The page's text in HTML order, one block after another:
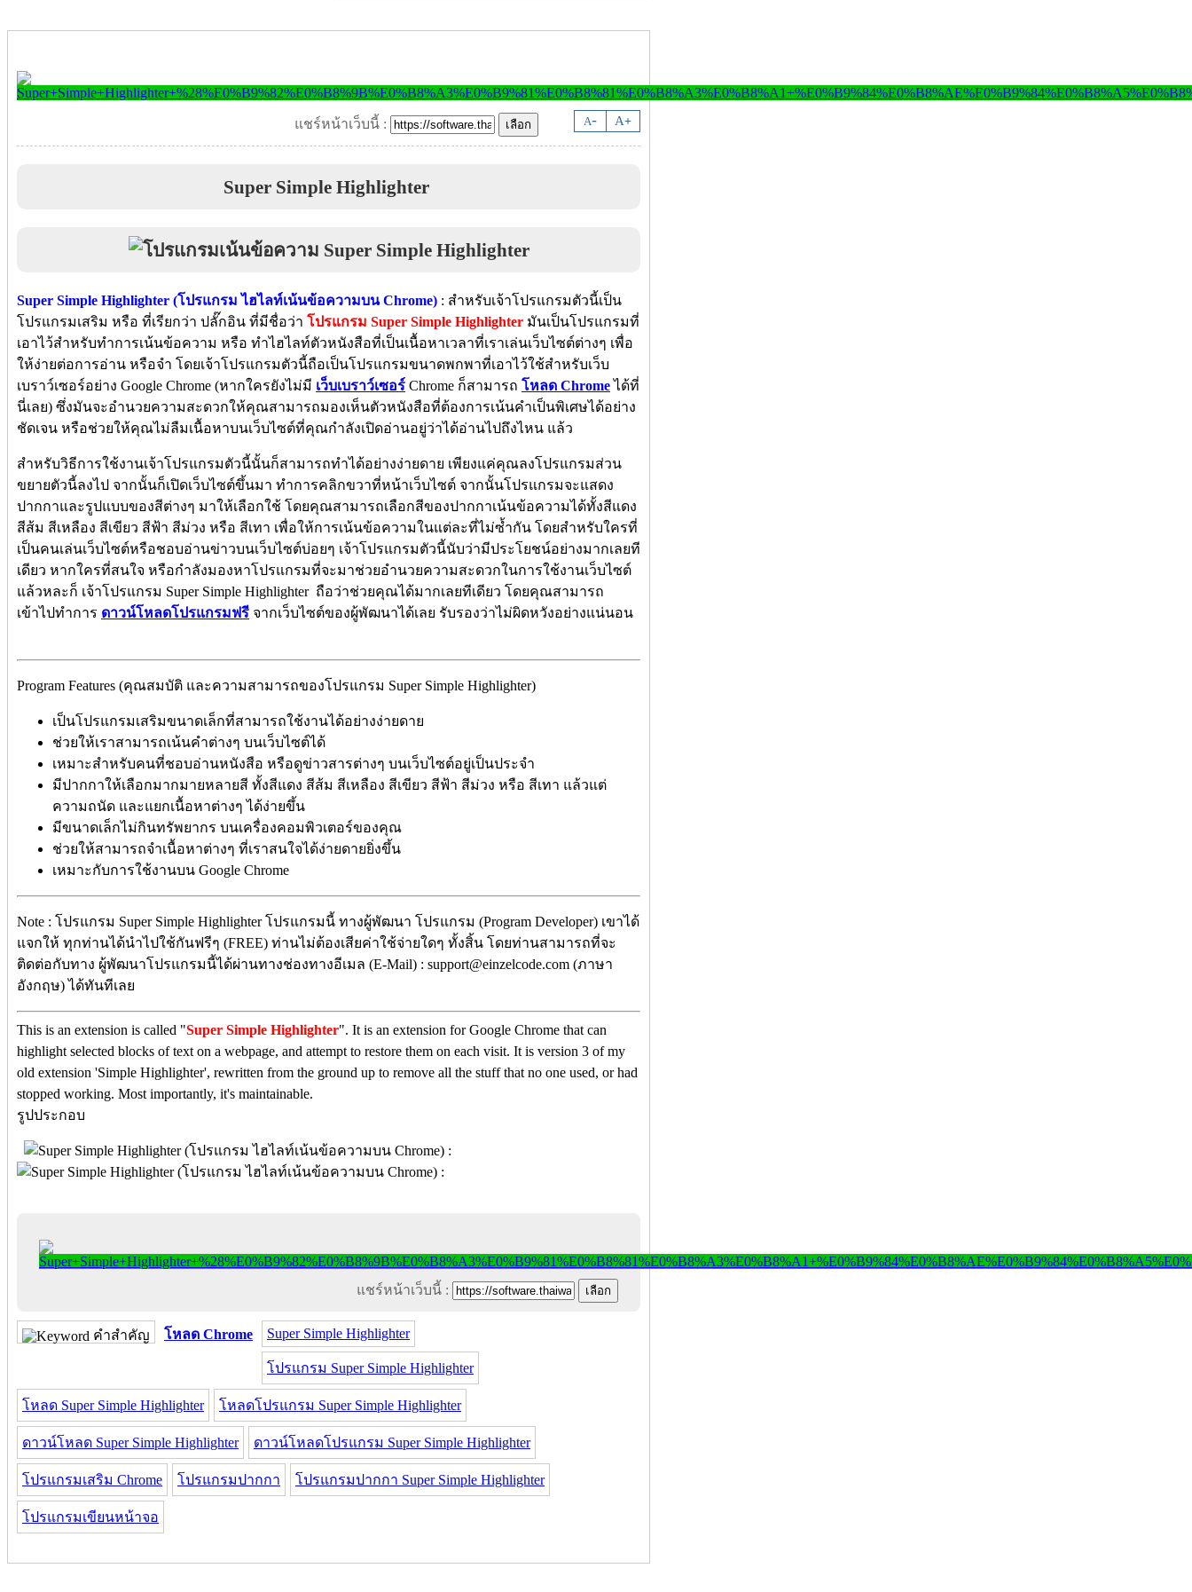
A- A+
แชร์หน้าเว็บนี้ :
Super Simple Highlighter
Super Simple Highlighter (โปรแกรม ไฮไลท์เน้นข้อความบน Chrome) : สำหรับเจ้าโปรแกรมตัวนี้เป็น
โปรแกรมเสริม หรือ ที่เรียกว่า ปลั๊กอิน ที่มีชื่อว่า โปรแกรม Super Simple Highlighter มันเป็นโปรแกรมที่
เอาไว้สำหรับทำการเน้นข้อความ หรือ ทำไฮไลท์ตัวหนังสือที่เป็นเนื้อหาเวลาที่เราเล่นเว็บไซต์ต่างๆ เพื่อ
ให้ง่ายต่อการอ่าน หรือจำ โดยเจ้าโปรแกรมตัวนี้ถือเป็นโปรแกรมขนาดพกพาที่เอาไว้ใช้สำหรับเว็บ
เบราว์เซอร์อย่าง Google Chrome (หากใครยังไม่มี เว็บเบราว์เซอร์ Chrome ก็สามารถ โหลด Chromeได้ที่
นี่เลย) ซึ่งมันจะอำนวยความสะดวกให้คุณสามารถมองเห็นตัวหนังสือที่ต้องการเน้นคำเป็นพิเศษได้อย่าง
ชัดเจน หรือช่วยให้คุณไม่ลืมเนื้อหาบนเว็บไซต์ที่คุณกำลังเปิดอ่านอยู่ว่าได้อ่านไปถึงไหน แล้ว
สำหรับวิธีการใช้งานเจ้าโปรแกรมตัวนี้นั้นก็สามารถทำได้อย่างง่ายดาย เพียงแค่คุณลงโปรแกรมส่วน
ขยายตัวนี้ลงไป จากนั้นก็เปิดเว็บไซต์ขึ้นมา ทำการคลิกขวาที่หน้าเว็บไซต์ จากนั้นโปรแกรมจะแสดง
ปากกาและรูปแบบของสีต่างๆ มาให้เลือกใช้ โดยคุณสามารถเลือกสีของปากกาเน้นข้อความได้ทั้งสีแดง
สีส้ม สีเหลือง สีเขียว สีฟ้า สีม่วง หรือ สีเทา เพื่อให้การเน้นข้อความในแต่ละที่ไม่ซ้ำกัน โดยสำหรับใครที่
เป็นคนเล่นเว็บไซต์หรือชอบอ่านข่าวบนเว็บไซต์บ่อยๆ เจ้าโปรแกรมตัวนี้นับว่ามีประโยชน์อย่างมากเลยที
เดียว หากใครที่สนใจ หรือกำลังมองหาโปรแกรมที่จะมาช่วยอำนวยความสะดวกในการใช้งานเว็บไซต์
แล้วหละก็ เจ้าโปรแกรม Super Simple Highlighter ถือว่าช่วยคุณได้มากเลยทีเดียว โดยคุณสามารถ
เข้าไปทำการ ดาวน์โหลดโปรแกรมฟรี จากเว็บไซต์ของผู้พัฒนาได้เลย รับรองว่าไม่ผิดหวังอย่างแน่นอน
Program Features (คุณสมบัติ และความสามารถของโปรแกรม Super Simple Highlighter)
เป็นโปรแกรมเสริมขนาดเล็กที่สามารถใช้งานได้อย่างง่ายดาย
ช่วยให้เราสามารถเน้นคำต่างๆ บนเว็บไซต์ได้
เหมาะสำหรับคนที่ชอบอ่านหนังสือ หรือดูข่าวสารต่างๆ บนเว็บไซต์อยู่เป็นประจำ
มีปากกาให้เลือกมากมายหลายสี ทั้งสีแดง สีส้ม สีเหลือง สีเขียว สีฟ้า สีม่วง หรือ สีเทา แล้วแต่
ความถนัด และแยกเนื้อหาต่างๆ ได้ง่ายขึ้น
มีขนาดเล็กไม่กินทรัพยากร บนเครื่องคอมพิวเตอร์ของคุณ
ช่วยให้สามารถจำเนื้อหาต่างๆ ที่เราสนใจได้ง่ายดายยิ่งขึ้น
เหมาะกับการใช้งานบน Google Chrome
Note : โปรแกรม Super Simple Highlighter โปรแกรมนี้ ทางผู้พัฒนา โปรแกรม (Program Developer) เขาได้
แจกให้ ทุกท่านได้นำไปใช้กันฟรีๆ (FREE) ท่านไม่ต้องเสียค่าใช้จ่ายใดๆ ทั้งสิ้น โดยท่านสามารถที่จะ
ติดต่อกับทาง ผู้พัฒนาโปรแกรมนี้ได้ผ่านทางช่องทางอีเมล (E-Mail) : support@einzelcode.com (ภาษา
อังกฤษ) ได้ทันทีเลย
This is an extension is called "Super Simple Highlighter". It is an extension for Google Chrome that can
highlight selected blocks of text on a webpage, and attempt to restore them on each visit. It is version 3 of my
old extension 'Simple Highlighter', rewritten from the ground up to remove all the stuff that no one used, or had
stopped working. Most importantly, it's maintainable.
รูปประกอบ
แชร์หน้าเว็บนี้ :
คำสำคัญ โหลด Chrome Super Simple Highlighter
โปรแกรม Super Simple Highlighter
โหลด Super Simple Highlighter โหลดโปรแกรม Super Simple Highlighter
ดาวน์โหลด Super Simple Highlighter ดาวน์โหลดโปรแกรม Super Simple Highlighter
โปรแกรมเสริม Chrome โปรแกรมปากกา โปรแกรมปากกา Super Simple Highlighter
โปรแกรมเขียนหน้าจอ